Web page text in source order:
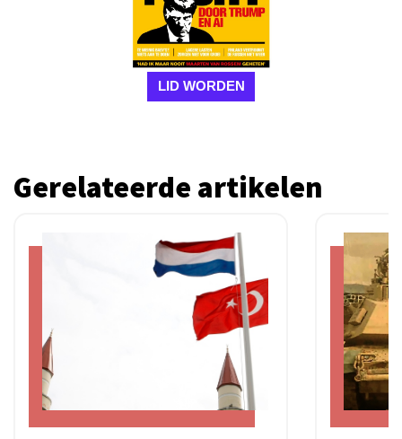
LID WORDEN
Gerelateerde artikelen